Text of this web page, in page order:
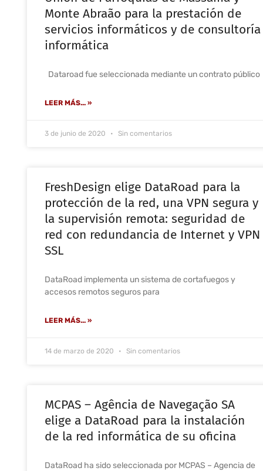
Monte Abraão para la prestación de
servicios informáticos y de consultoría
informática
Dataroad fue seleccionada mediante un contrato público
LEER MÁS... »
3 de junio de 2020 Sin comentarios
FreshDesign elige DataRoad para la
protección de la red, una VPN segura y
la supervisión remota: seguridad de
red con redundancia de Internet y VPN
SSL
DataRoad implementa un sistema de cortafuegos y
accesos remotos seguros para
LEER MÁS... »
14 de marzo de 2020 Sin comentarios
MCPAS – Agência de Navegação SA
elige a DataRoad para la instalación
de la red informática de su oficina
DataRoad ha sido seleccionada por MCPAS – Agencia de